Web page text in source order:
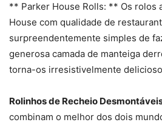
** Parker House Rolls: ** Os rolos
House com qualidade de
surpreendentemente simples de
generosa camada de manteiga
torna-os irresistivelmente
Rolinhos de Recheio
combinam o melhor dos dois